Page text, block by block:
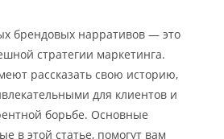
брендовых нарративов — это
стратегии маркетинга.
рассказать свою историю,
для клиентов и
борьбе. Основные
в этой статье, помогут вам